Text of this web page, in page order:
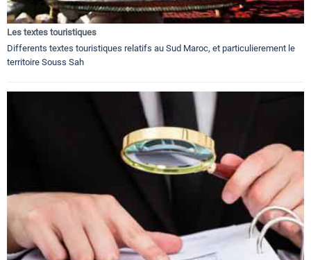
Les textes touristiques
Differents textes touristiques relatifs au Sud Maroc, et particulierement le
territoire Souss Sah